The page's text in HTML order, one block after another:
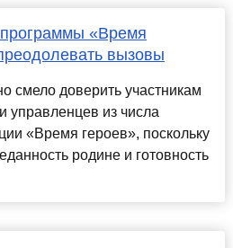
«Время
вызовы
смело доверить участникам
управленцев из числа
«Время героев», поскольку
родине и готовность